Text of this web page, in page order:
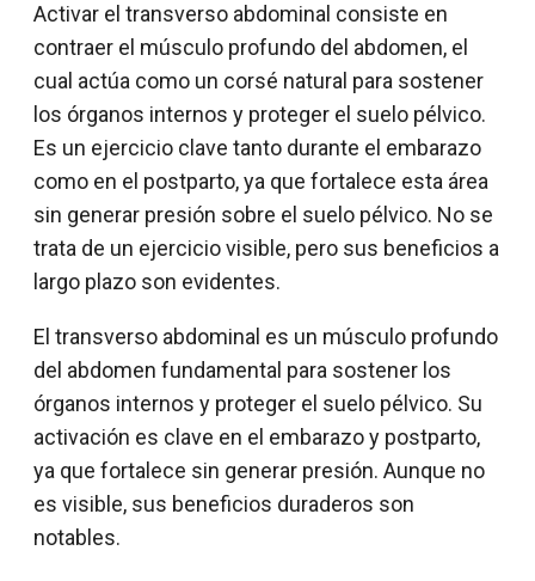
Activar el transverso abdominal consiste en
contraer el músculo profundo del abdomen, el
cual actúa como un corsé natural para sostener
los órganos internos y proteger el suelo pélvico.
Es un ejercicio clave tanto durante el embarazo
como en el postparto, ya que fortalece esta área
sin generar presión sobre el suelo pélvico. No se
trata de un ejercicio visible, pero sus beneficios a
largo plazo son evidentes.
El transverso abdominal es un músculo profundo
del abdomen fundamental para sostener los
órganos internos y proteger el suelo pélvico. Su
activación es clave en el embarazo y postparto,
ya que fortalece sin generar presión. Aunque no
es visible, sus beneficios duraderos son
notables.